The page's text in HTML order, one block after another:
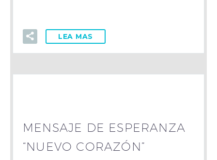
LEA MAS
MENSAJE DE ESPERANZA
“NUEVO CORAZÓN”